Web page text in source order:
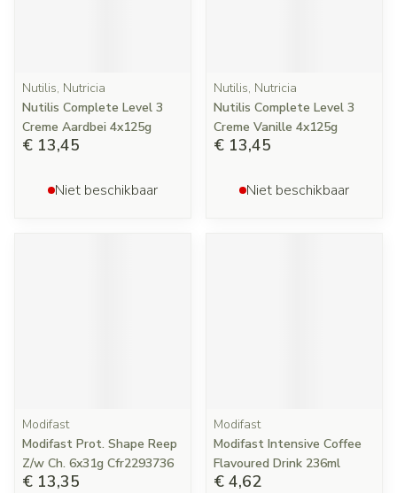
Nutilis, Nutricia
Nutilis Complete Level 3
Creme Aardbei 4x125g
€ 13,45
Niet beschikbaar
Nutilis, Nutricia
Nutilis Complete Level 3
Creme Vanille 4x125g
€ 13,45
Niet beschikbaar
Modifast
Modifast Prot. Shape Reep
Z/w Ch. 6x31g Cfr2293736
€ 13,35
Modifast
Modifast Intensive Coffee
Flavoured Drink 236ml
€ 4,62